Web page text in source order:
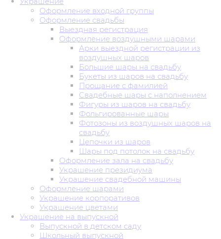
Оформление входной группы
Оформление свадьбы
Выездная регистрация
Оформление воздушными шарами
Арки выездной регистрации из
воздушных шаров
Большие шары на свадьбу
Букеты из шаров на свадьбу
Прощание с фамилией
Свадебные шары с наполнением
Фигуры из шаров на свадьбу
Фольгированные шары
Фотозоны из воздушных шаров на
свадьбу
Цепочки из шаров
Шары под потолок на свадьбу
Оформление зала на свадьбу
Украшение президиума
Украшение свадебной машины
Оформление шарами
Украшение корпоративов
Украшение цветами
Украшение на выпускной
Выпускной в детском саду
Школьный выпускной